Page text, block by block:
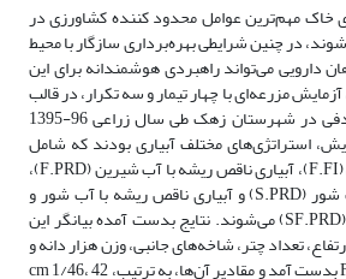
مهم‌ترین عوامل محدود کننده کشاورزی در
در چنین شرایطی بهره‌برداری سازگار با محیط
می‌تواند راهبردی هوشمندانه برای این
مزرعه‌ای با چهار تیمار و سه تکرار، در قالب
طرح بلوک‌های کامل تصادفی در شهرستان زهک طی سال‌ زراعی 96-1395
استراتژی‌های مختلف آبیاری بودند که شامل
آبیاری کامل با آب شیرین (F.FI)، آبیاری ناقص ریشه با آب شیرین (F.PRD)،
آبیاری ناقص ریشه با آب شور (S.PRD) و آبیاری ناقص ریشه با آب شور و
شیرین به صورت تناوبی (SF.PRD) می‌شوند. نتایج بدست آمده بیانگر این
تعداد چتر، شاخه‌های جانبی، وزن هزار دانه و
عملکرد گیاه در تیمار F.FI بدست آمد و مقادیر آن‌ها، به ترتیب، cm 1/46، 42